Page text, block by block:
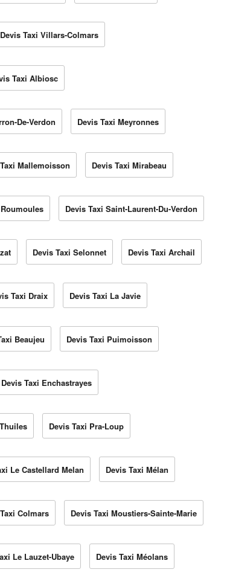
Devis Taxi Villars-Colmars
Taxi Albiosc
De-Verdon Devis Taxi Meyronnes
Mallemoisson Devis Taxi Mirabeau
Devis Taxi Saint-Laurent-Du-Verdon
Devis Taxi Selonnet Devis Taxi Archail
Taxi Draix Devis Taxi La Javie
Beaujeu Devis Taxi Puimoisson
Devis Taxi Enchastrayes
Devis Taxi Pra-Loup
Le Castellard Melan Devis Taxi Mélan
Colmars Devis Taxi Moustiers-Sainte-Marie
Le Lauzet-Ubaye Devis Taxi Méolans